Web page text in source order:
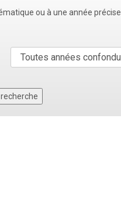
ou à une année précise.